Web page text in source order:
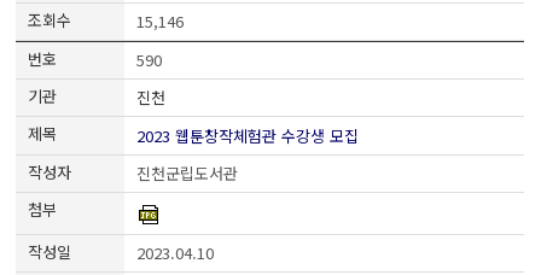
15,146
590
진천
2023 웹툰창작체험관 수강생 모집
진천군립도서관
2023.04.10